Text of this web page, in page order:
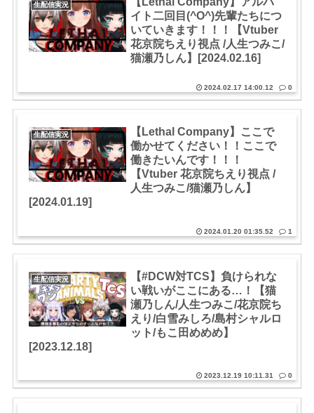
生配信実況
イト二回目(^O^)先輩たちにつ
いていきます！！！【Vtuber
花京院ちえり視点 /人生つみこ/
猫瀬乃しん】[2024.02.16]
2024.02.17 14:00.12 0
生配信実況
【Lethal Company】ここで
働かせてください！！ここで
働きたいんです！！！
【Vtuber 花京院ちえり視点 /
人生つみこ/猫瀬乃しん】
[2024.01.19]
2024.01.20 01:35.52 1
生配信実況
【#DCW対TCS】負けられな
い戦いがここにある…！【猫
瀬乃しん/人生つみこ/花京院ち
えり/白雪みしろ/島村シャルロ
ット/もこ田めめめ】
[2023.12.18]
2023.12.19 10:11.31 0